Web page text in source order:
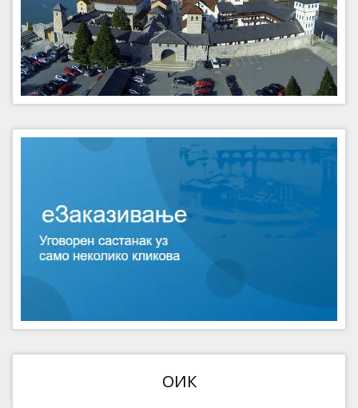
ОИК